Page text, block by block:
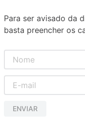
Para ser avisado da
basta preencher os
ENVIAR